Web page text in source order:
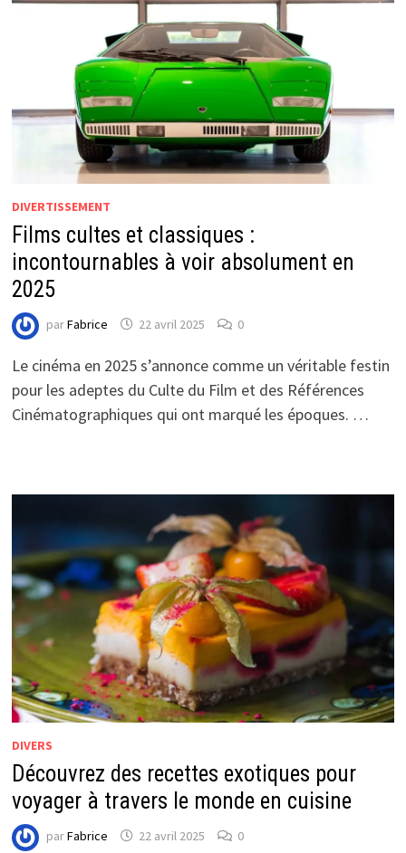
DIVERTISSEMENT
Films cultes et classiques :
incontournables à voir absolument en
2025
parFabrice 22 avril 2025 0
Le cinéma en 2025 s’annonce comme un véritable festin
pour les adeptes du Culte du Film et des Références
Cinématographiques qui ont marqué les époques. …
DIVERS
Découvrez des recettes exotiques pour
voyager à travers le monde en cuisine
parFabrice 22 avril 2025 0